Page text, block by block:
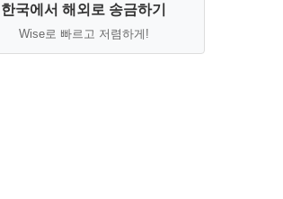
한국에서 해외로 송금하기
Wise로 빠르고 저렴하게!